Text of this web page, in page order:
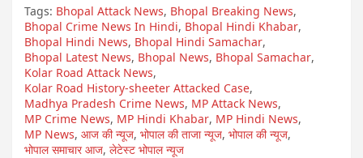
Tags: Bhopal Attack News, Bhopal Breaking News,
Bhopal Crime News In Hindi, Bhopal Hindi Khabar,
Bhopal Hindi News, Bhopal Hindi Samachar,
Bhopal Latest News, Bhopal News, Bhopal Samachar,
Kolar Road Attack News,
Kolar Road History-sheeter Attacked Case,
Madhya Pradesh Crime News, MP Attack News,
MP Crime News, MP Hindi Khabar, MP Hindi News,
MP News, आज की न्यूज, भोपाल की ताजा न्यूज, भोपाल की न्यूज,
भोपाल समाचार आज, लेटेस्ट भोपाल न्यूज